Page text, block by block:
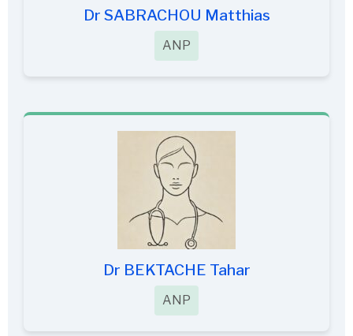
Dr SABRACHOU Matthias
ANP
Dr BEKTACHE Tahar
ANP